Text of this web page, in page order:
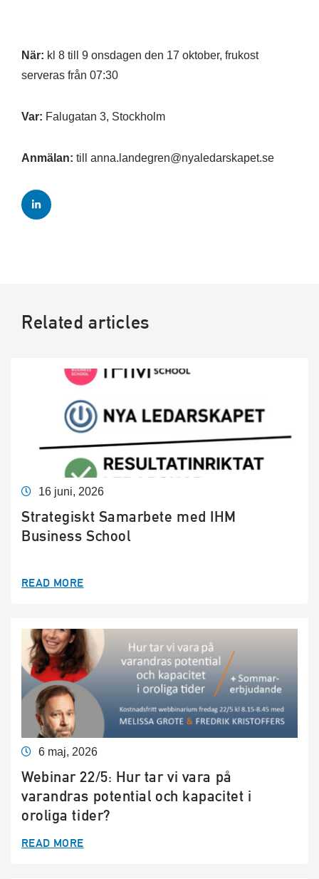
När: kl 8 till 9 onsdagen den 17 oktober, frukost
serveras från 07:30​
Var: Falugatan 3, Stockholm​
Anmälan: till anna.landegren@nyaledarskapet.se
Related articles
16 juni, 2026
Strategiskt Samarbete med IHM
Business School
READ MORE
6 maj, 2026
Webinar 22/5: Hur tar vi vara på
varandras potential och kapacitet i
oroliga tider?
READ MORE